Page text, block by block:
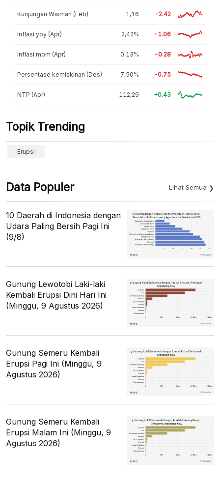
Kunjungan Wisman (Feb) 1,16 -2.42
Inflasi yoy (Apr) 2,42% -1.06
Inflasi mom (Apr) 0,13% -0.28
Persentase kemiskinan (Des) 7,50% -0.75
NTP (Apr) 112,29 +0.43
Topik Trending
Erupsi
Data Populer Lihat Semua
10 Daerah di Indonesia dengan
Udara Paling Bersih Pagi Ini
(9/8)
Gunung Lewotobi Laki-laki
Kembali Erupsi Dini Hari Ini
(Minggu, 9 Agustus 2026)
Gunung Semeru Kembali
Erupsi Pagi Ini (Minggu, 9
Agustus 2026)
Gunung Semeru Kembali
Erupsi Malam Ini (Minggu, 9
Agustus 2026)